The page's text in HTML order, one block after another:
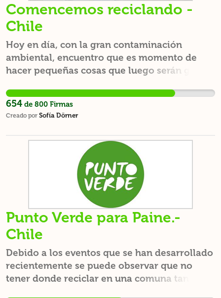
Comencemos reciclando -
Chile
Hoy en día, con la gran contaminación
ambiental, encuentro que es momento de
hacer pequeñas cosas que luego serán grades
gustaría reciclar o muchos reciclan, pero se
quejan de que no hay puntos limpios o
puntos de reciclaje cerca para poder llevarlo,
de éstos, para que esto no sea un freno para
los que les gustaría ayudar. Por favor, firmen
y compartan esta campaña.
654 de 800 Firmas
Creado por Sofía Dörner
Punto Verde para Paine.-
Chile
Debido a los eventos que se han desarrollado
recientemente se puede observar que no
tener donde reciclar en una comuna tan